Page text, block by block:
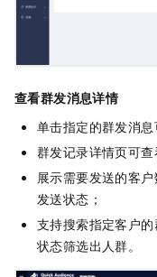
查看群发消息详情
单击指定的群发消息
群发记录详情页可
展示需要发送的客
发送状态；
支持搜索指定客户
状态筛选出人群。